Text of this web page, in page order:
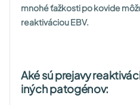
mnohé ťažkosti po kovide
reaktiváciou EBV.
Aké sú prejavy
iných patogénov: